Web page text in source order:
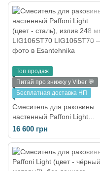
Топ продаж
Питай про знижку у Viber 💬
Бесплатная доставка НП
Смеситель для раковины
настенный Paffoni Light
(цвет - сталь), излив 248 мм
LIG106ST70
16 600 грн